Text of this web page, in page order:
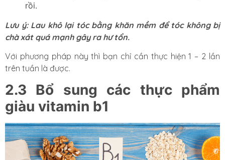
rồi.
Lưu ý: Lau khô lại tóc bằng khăn mềm để tóc không bị
chà xát quá mạnh gây ra hư tổn.
Với phương pháp này thì bạn chỉ cần thực hiện 1 – 2 lần
trên tuần là được.
2.3 Bổ sung các thực phẩm
giàu vitamin b1